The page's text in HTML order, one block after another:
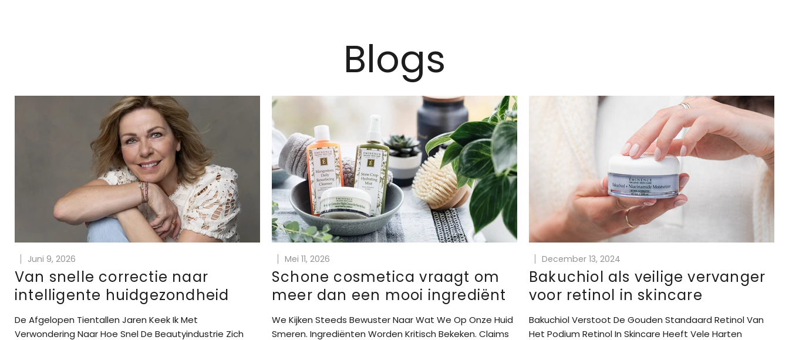
Blogs
Juni 9, 2026
Van snelle correctie naar
intelligente huidgezondheid
De Afgelopen Tientallen Jaren Keek Ik Met
Verwondering Naar Hoe Snel De Beautyindustrie Zich
Mei 11, 2026
Schone cosmetica vraagt om
meer dan een mooi ingrediënt
We Kijken Steeds Bewuster Naar Wat We Op Onze Huid
Smeren. Ingrediënten Worden Kritisch Bekeken. Claims
December 13, 2024
Bakuchiol als veilige vervanger
voor retinol in skincare
Bakuchiol Verstoot De Gouden Standaard Retinol Van
Het Podium Retinol In Skincare Heeft Vele Harten